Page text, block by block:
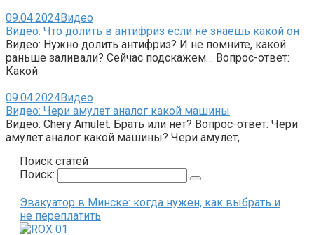
09.04.2024Видео
Видео: Что долить в антифриз если не знаешь какой он
Видео: Нужно долить антифриз? И не помните, какой
раньше заливали? Сейчас подскажем… Вопрос-ответ:
Какой
09.04.2024Видео
Видео: Чери амулет аналог какой машины
Видео: Chery Amulet. Брать или нет? Вопрос-ответ: Чери
амулет аналог какой машины? Чери амулет,
Поиск статей
Поиск:
Эвакуатор в Минске: когда нужен, как выбрать и
не переплатить